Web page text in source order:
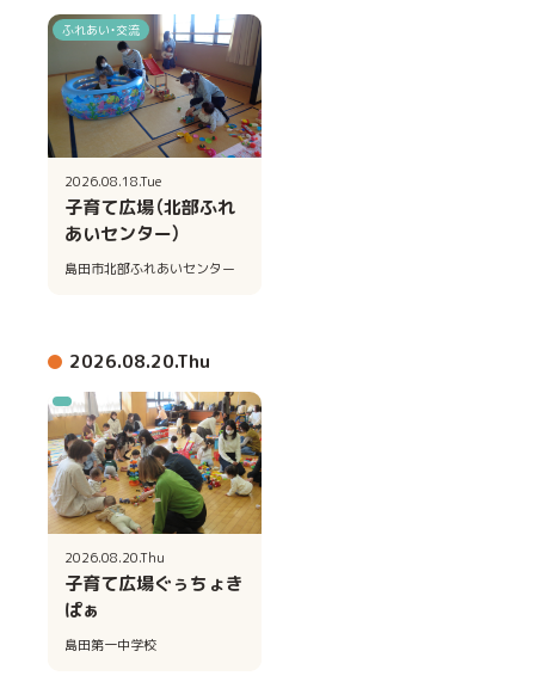
ふれあい・交流
2026.08.18.Tue
子育て広場（北部ふれ
あいセンター）
島田市北部ふれあいセンター
2026.08.20.Thu
2026.08.20.Thu
子育て広場ぐぅちょき
ぱぁ
島田第一中学校